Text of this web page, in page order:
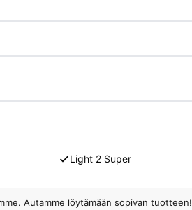
Light 2 Super
Autamme löytämään sopivan tuotteen!